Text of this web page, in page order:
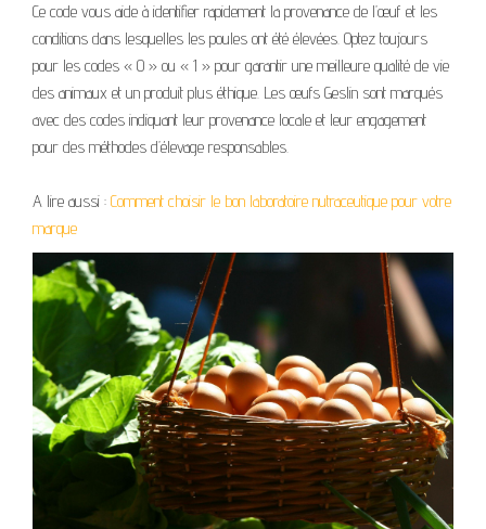
Ce code vous aide à identifier rapidement la provenance de l’œuf et les
conditions dans lesquelles les poules ont été élevées. Optez toujours
pour les codes « 0 » ou « 1 » pour garantir une meilleure qualité de vie
des animaux et un produit plus éthique. Les œufs Geslin sont marqués
avec des codes indiquant leur provenance locale et leur engagement
pour des méthodes d’élevage responsables.
A lire aussi : Comment choisir le bon laboratoire nutraceutique pour votre
marque